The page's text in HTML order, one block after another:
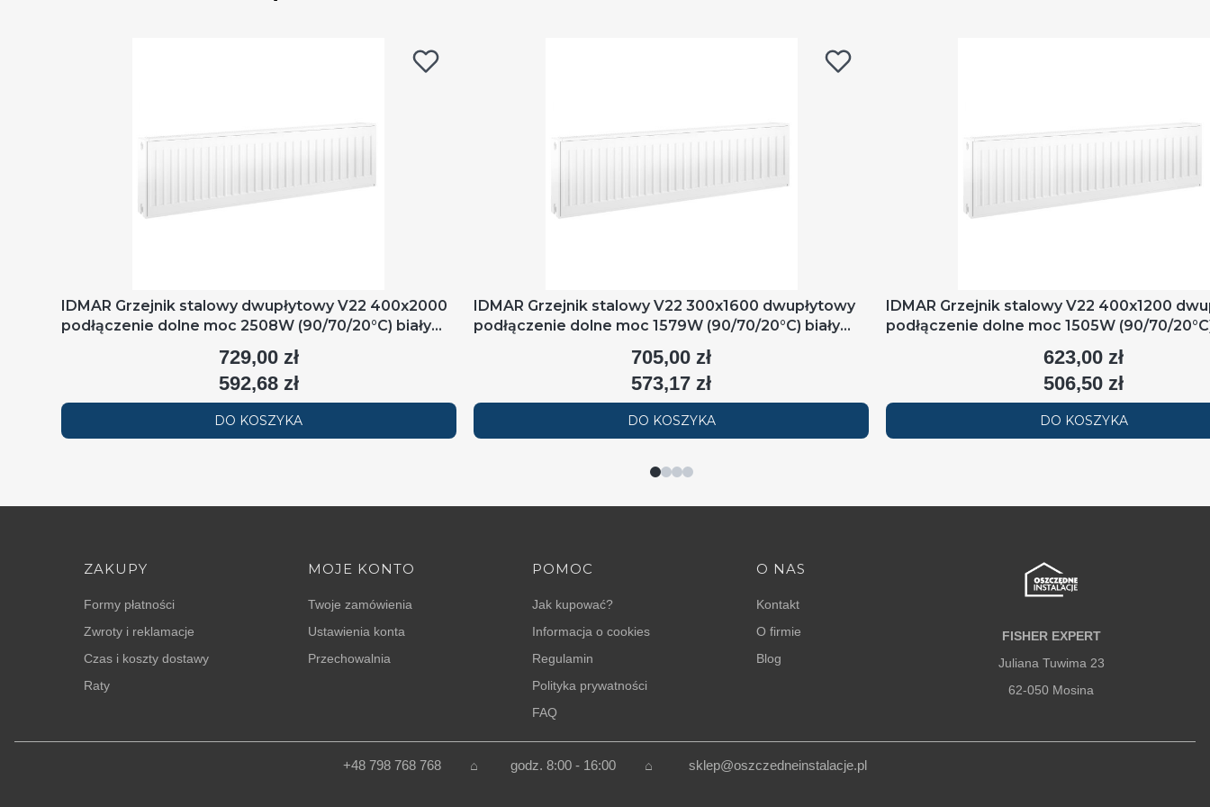
IDMAR Grzejnik stalowy dwupłytowy V22 400x2000
podłączenie dolne moc 2508W (90/70/20°C) biały
Cena
729,00 zł
Cena
592,68 zł
DO KOSZYKA
IDMAR Grzejnik stalowy V22 300x1600 dwupłytowy
podłączenie dolne moc 1579W (90/70/20°C) biały
Cena
705,00 zł
Cena
573,17 zł
DO KOSZYKA
IDMAR Grzejnik stalowy V22 400x1200
podłączenie dolne moc 1505W (90/70/
Cena
623,00 zł
Cena
506,50 zł
DO KOSZYKA
Linki w stopce
ZAKUPY
Formy płatności
Zwroty i reklamacje
Czas i koszty dostawy
Raty
MOJE KONTO
Twoje zamówienia
Ustawienia konta
Przechowalnia
POMOC
Jak kupować?
Informacja o cookies
Regulamin
Polityka prywatności
FAQ
O NAS
Kontakt
O firmie
Blog
FISHER EXPERT
Juliana Tuwima 23
62-050 Mosina
+48 798 768 768 ⌂ godz. 8:00 - 16:00 ⌂ sklep@oszczedneinstalacje.pl